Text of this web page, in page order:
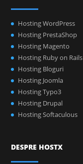
Hosting WordPress
Hosting PrestaShop
Hosting Magento
Hosting Ruby on Rails
Hosting Bloguri
Hosting Joomla
Hosting Typo3
Hosting Drupal
Hosting Softaculous
DESPRE HOSTX